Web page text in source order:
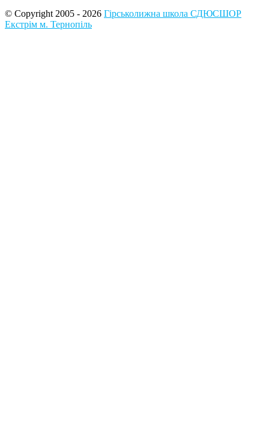
© Copyright 2005 - 2026 Гірськолижна школа СДЮСШОР
Екстрім м. Тернопіль